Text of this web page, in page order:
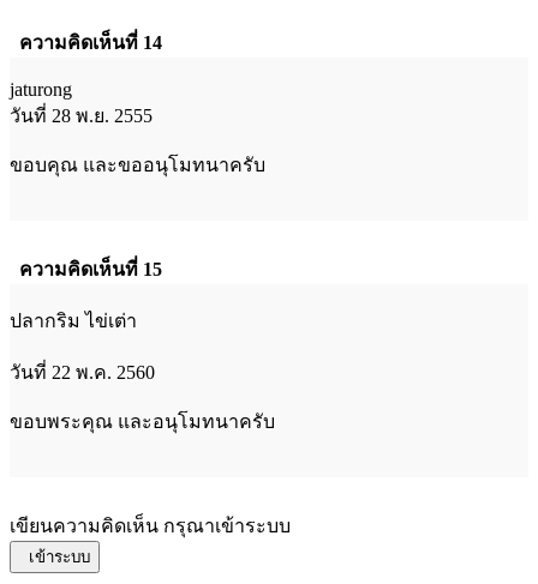
ความคิดเห็นที่ 14
jaturong
วันที่ 28 พ.ย. 2555
ขอบคุณ และขออนุโมทนาครับ
ความคิดเห็นที่ 15
ปลากริม ไข่เต่า
วันที่ 22 พ.ค. 2560
ขอบพระคุณ และอนุโมทนาครับ
เขียนความคิดเห็น กรุณาเข้าระบบ
เข้าระบบ